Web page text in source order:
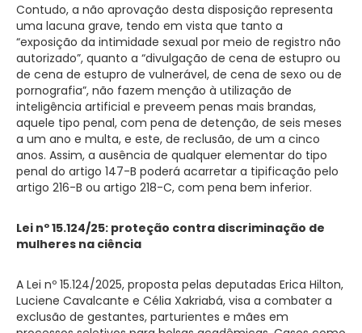
Contudo, a não aprovação desta disposição representa
uma lacuna grave, tendo em vista que tanto a
“exposição da intimidade sexual por meio de registro não
autorizado”, quanto a “divulgação de cena de estupro ou
de cena de estupro de vulnerável, de cena de sexo ou de
pornografia”, não fazem menção à utilização de
inteligência artificial e preveem penas mais brandas,
aquele tipo penal, com pena de detenção, de seis meses
a um ano e multa, e este, de reclusão, de um a cinco
anos. Assim, a ausência de qualquer elementar do tipo
penal do artigo 147-B poderá acarretar a tipificação pelo
artigo 216-B ou artigo 218-C, com pena bem inferior.
Lei nº 15.124/25: proteção contra discriminação de
mulheres na ciência
A Lei nº 15.124/2025, proposta pelas deputadas Erica Hilton,
Luciene Cavalcante e Célia Xakriabá, visa a combater a
exclusão de gestantes, parturientes e mães em